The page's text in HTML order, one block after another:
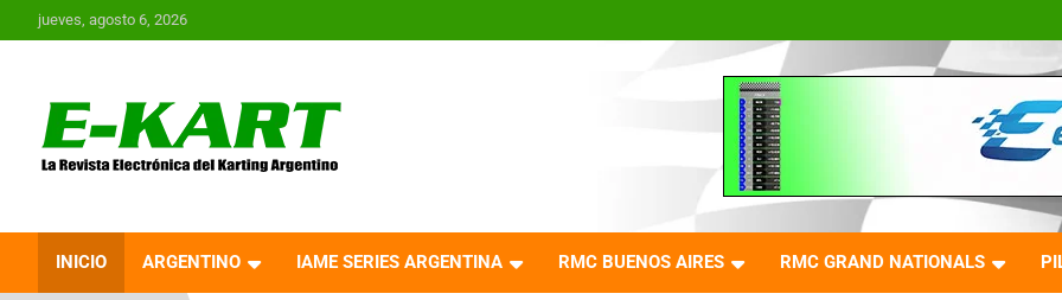
Saltar
al
jueves, agosto 6, 2026
Revista Electrónica del
INICIO ARGENTINO IAME SERIES ARGENTINA RMC BUENOS AIRES RMC GRAND NATIONALS